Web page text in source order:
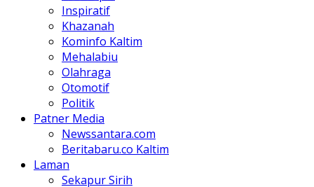
Inspiratif
Khazanah
Kominfo Kaltim
Mehalabiu
Olahraga
Otomotif
Politik
Patner Media
Newssantara.com
Beritabaru.co Kaltim
Laman
Sekapur Sirih